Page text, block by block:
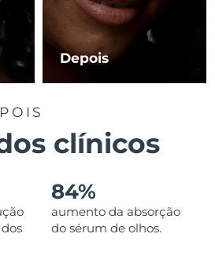
Depois
clínicos
84%
aumento da absorção
do sérum de olhos.
Entrega prevista 8/12/26
Entrega prevista
Entrega prevista8/12/26
Entrega prevista8/13/26